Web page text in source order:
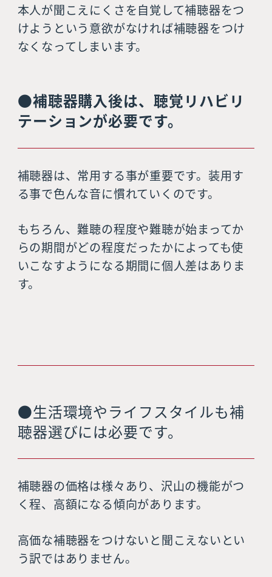
本人が聞こえにくさを自覚して補聴器をつ
けようという意欲がなければ補聴器をつけ
なくなってしまいます。
●補聴器購入後は、聴覚リハビリ
テーションが必要です。
補聴器は、常用する事が重要です。装用す
る事で色んな音に慣れていくのです。
もちろん、難聴の程度や難聴が始まってか
らの期間がどの程度だったかによっても使
いこなすようになる期間に個人差はありま
す。
●生活環境やライフスタイルも補
聴器選びには必要です。
補聴器の価格は様々あり、沢山の機能がつ
く程、高額になる傾向があります。
高価な補聴器をつけないと聞こえないとい
う訳ではありません。